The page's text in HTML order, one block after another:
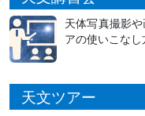
天体写真撮影
アの使いこな
天文ツアー